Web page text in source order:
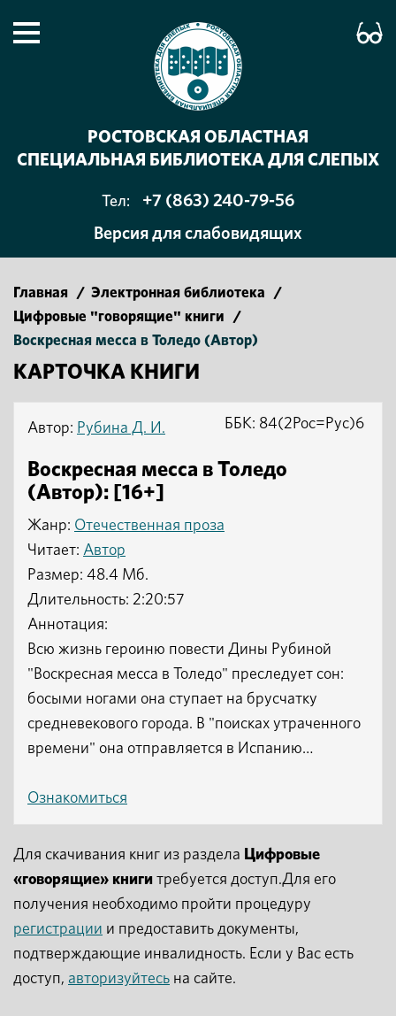
РОСТОВСКАЯ ОБЛАСТНАЯ
СПЕЦИАЛЬНАЯ БИБЛИОТЕКА ДЛЯ СЛЕПЫХ
Тел:
+7 (863) 240-79-56
Версия для слабовидящих
Главная / Электронная библиотека
/
Цифровые "говорящие" книги
/
Воскресная месса в Толедо (Автор)
КАРТОЧКА КНИГИ
Автор: Рубина Д. И.
Воскресная месса в Толедо
(Автор): [16+]
Жанр: Отечественная проза
Читает: Автор
ББК: 84(2Рос=Рус)6
Размер: 48.4 Мб.
Длительность: 2:20:57
Аннотация:
Всю жизнь героиню повести Дины Рубиной
"Воскресная месса в Толедо" преследует сон:
босыми ногами она ступает на брусчатку
средневекового города. В "поисках утраченного
времени" она отправляется в Испанию…
Ознакомиться
Для скачивания книг из раздела Цифровые
«говорящие» книги требуется доступ.Для его
получения необходимо пройти процедуру
регистрации и предоставить документы,
подтверждающие инвалидность. Если у Вас есть
доступ, авторизуйтесь на сайте.